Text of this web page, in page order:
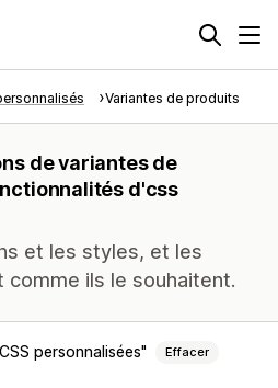
Variantes de produits
de variantes de
d'css
et les styles, et les
ils le souhaitent.
CSS personnalisées Effacer